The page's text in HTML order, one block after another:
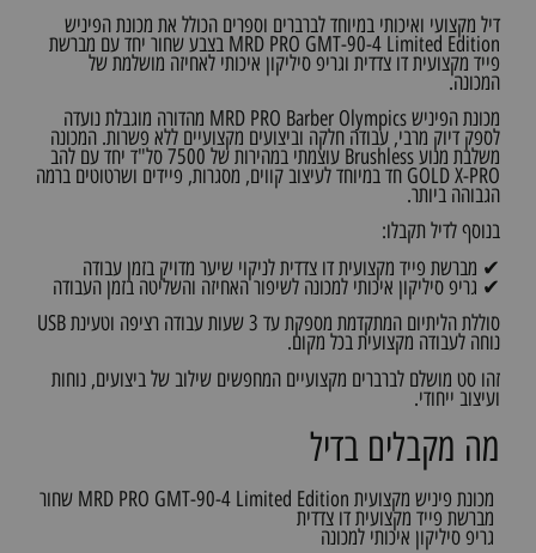
דיל מקצועי ואיכותי במיוחד לברברים וספרים הכולל את מכונת הפיניש
MRD PRO GMT-90-4 Limited Edition בצבע שחור יחד עם מברשת
פייד מקצועית דו צדדית וגריפ סיליקון איכותי לאחיזה מושלמת של
המכונה.
מכונת הפיניש MRD PRO Barber Olympics מהדורה מוגבלת נועדה
לספק דיוק מרבי, עבודה חלקה וביצועים מקצועיים ללא פשרות. המכונה
משלבת מנוע Brushless עוצמתי במהירות של 7500 סל"ד יחד עם להב
GOLD X-PRO חד במיוחד לעיצוב קווים, מסגרות, פיידים ושרטוטים ברמה
הגבוהה ביותר.
בנוסף לדיל תקבלו:
✔ מברשת פייד מקצועית דו צדדית לניקוי שיער מדויק בזמן עבודה
✔ גריפ סיליקון איכותי למכונה לשיפור האחיזה והשליטה בזמן העבודה
סוללת הליתיום המתקדמת מספקת עד 3 שעות עבודה רציפה וטעינת USB
נוחה לעבודה מקצועית בכל מקום.
זהו סט מושלם לברברים מקצועיים המחפשים שילוב של ביצועים, נוחות
ועיצוב ייחודי.
מה מקבלים בדיל
מכונת פיניש מקצועית MRD PRO GMT-90-4 Limited Edition שחור
מברשת פייד מקצועית דו צדדית
גריפ סיליקון איכותי למכונה